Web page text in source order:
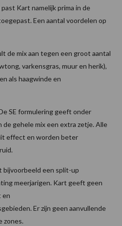
Kart namelijk prima in de
Een aantal voordelen op
de mix aan tegen een groot aantal
varkensgras, muur en herik),
als haagwinde en
SE formulering geeft onder
gehele mix een extra zetje. Alle
effect en worden beter
bijvoorbeeld een split-up
meerjarigen. Kart geeft geen
en
Er zijn geen aanvullende
zones.